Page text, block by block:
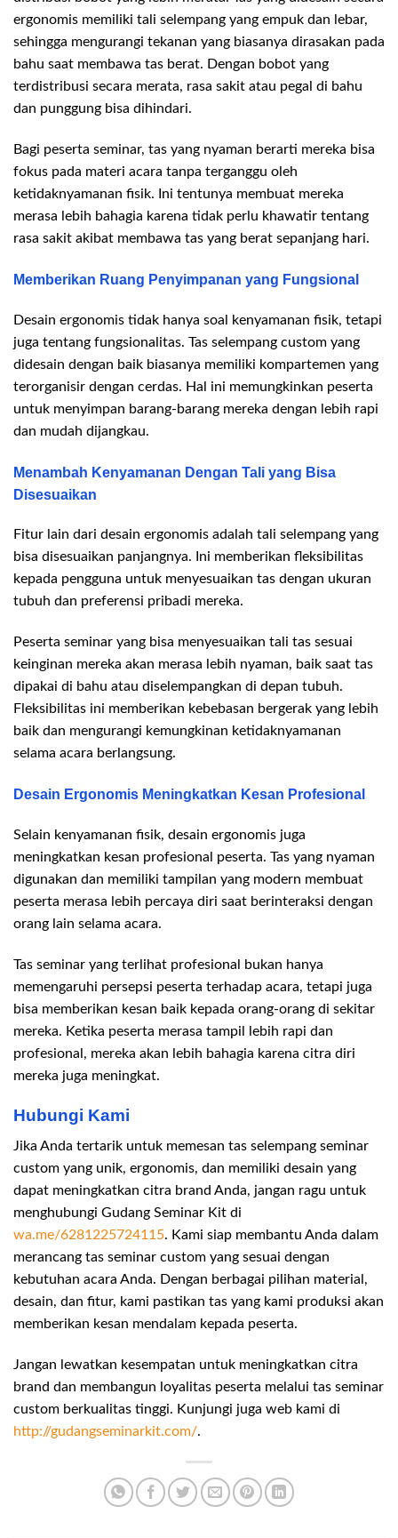
ergonomis memiliki tali selempang yang empuk dan lebar,
sehingga mengurangi tekanan yang biasanya dirasakan pada
bahu saat membawa tas berat. Dengan bobot yang
terdistribusi secara merata, rasa sakit atau pegal di bahu
dan punggung bisa dihindari.
Bagi peserta seminar, tas yang nyaman berarti mereka bisa
fokus pada materi acara tanpa terganggu oleh
ketidaknyamanan fisik. Ini tentunya membuat mereka
merasa lebih bahagia karena tidak perlu khawatir tentang
rasa sakit akibat membawa tas yang berat sepanjang hari.
Memberikan Ruang Penyimpanan yang Fungsional
Desain ergonomis tidak hanya soal kenyamanan fisik, tetapi
juga tentang fungsionalitas. Tas selempang custom yang
didesain dengan baik biasanya memiliki kompartemen yang
terorganisir dengan cerdas. Hal ini memungkinkan peserta
untuk menyimpan barang-barang mereka dengan lebih rapi
dan mudah dijangkau.
Menambah Kenyamanan Dengan Tali yang Bisa
Disesuaikan
Fitur lain dari desain ergonomis adalah tali selempang yang
bisa disesuaikan panjangnya. Ini memberikan fleksibilitas
kepada pengguna untuk menyesuaikan tas dengan ukuran
tubuh dan preferensi pribadi mereka.
Peserta seminar yang bisa menyesuaikan tali tas sesuai
keinginan mereka akan merasa lebih nyaman, baik saat tas
dipakai di bahu atau diselempangkan di depan tubuh.
Fleksibilitas ini memberikan kebebasan bergerak yang lebih
baik dan mengurangi kemungkinan ketidaknyamanan
selama acara berlangsung.
Desain Ergonomis Meningkatkan Kesan Profesional
Selain kenyamanan fisik, desain ergonomis juga
meningkatkan kesan profesional peserta. Tas yang nyaman
digunakan dan memiliki tampilan yang modern membuat
peserta merasa lebih percaya diri saat berinteraksi dengan
orang lain selama acara.
Tas seminar yang terlihat profesional bukan hanya
memengaruhi persepsi peserta terhadap acara, tetapi juga
bisa memberikan kesan baik kepada orang-orang di sekitar
mereka. Ketika peserta merasa tampil lebih rapi dan
profesional, mereka akan lebih bahagia karena citra diri
mereka juga meningkat.
Hubungi Kami
Jika Anda tertarik untuk memesan tas selempang seminar
custom yang unik, ergonomis, dan memiliki desain yang
dapat meningkatkan citra brand Anda, jangan ragu untuk
menghubungi Gudang Seminar Kit di
wa.me/6281225724115. Kami siap membantu Anda dalam
merancang tas seminar custom yang sesuai dengan
kebutuhan acara Anda. Dengan berbagai pilihan material,
desain, dan fitur, kami pastikan tas yang kami produksi akan
memberikan kesan mendalam kepada peserta.
Jangan lewatkan kesempatan untuk meningkatkan citra
brand dan membangun loyalitas peserta melalui tas seminar
custom berkualitas tinggi. Kunjungi juga web kami di
http://gudangseminarkit.com/.